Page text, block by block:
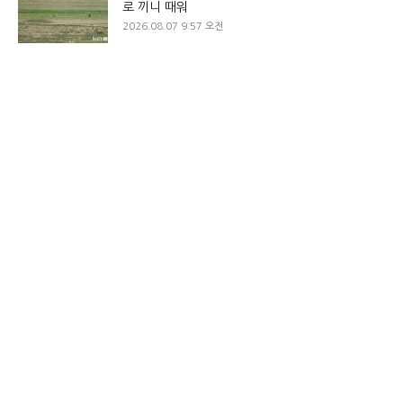
로 끼니 때워
2026.08.07 9:57 오전